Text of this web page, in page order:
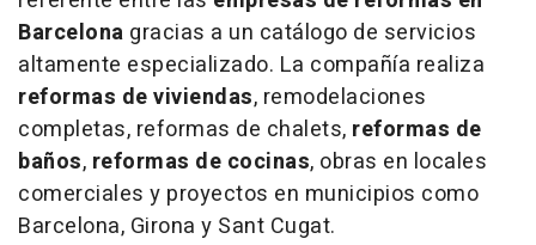
Barcelona gracias a un catálogo de servicios
altamente especializado. La compañía realiza
reformas de viviendas, remodelaciones
completas, reformas de chalets, reformas de
baños, reformas de cocinas, obras en locales
comerciales y proyectos en municipios como
Barcelona, Girona y Sant Cugat.